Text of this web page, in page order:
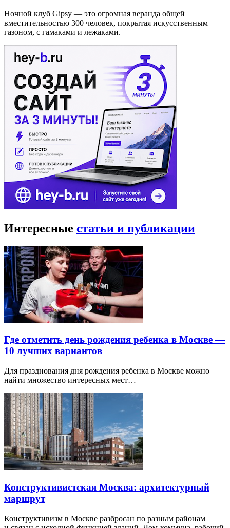
Ночной клуб Gipsy — это огромная веранда общей
вместительностью 300 человек, покрытая искусственным
газоном, с гамаками и лежаками.
Интересные статьи и публикации
Где отметить день рождения ребенка в Москве —
10 лучших вариантов
Для празднования дня рождения ребенка в Москве можно
найти множество интересных мест…
Конструктивистская Москва: архитектурный
маршрут
Конструктивизм в Москве разбросан по разным районам